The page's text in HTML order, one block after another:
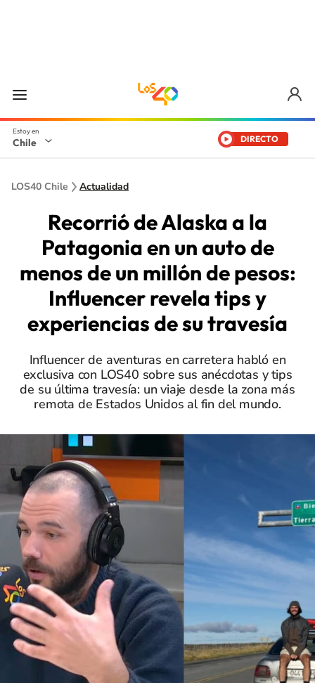
Chile DIRECTO
LOS40 Chile Actualidad
Recorrió de Alaska a la
Patagonia en un auto de
menos de un millón de pesos:
Influencer revela tips y
experiencias de su travesía
Influencer de aventuras en carretera habló en
exclusiva con LOS40 sobre sus anécdotas y tips
de su última travesía: un viaje desde la zona más
remota de Estados Unidos al fin del mundo.